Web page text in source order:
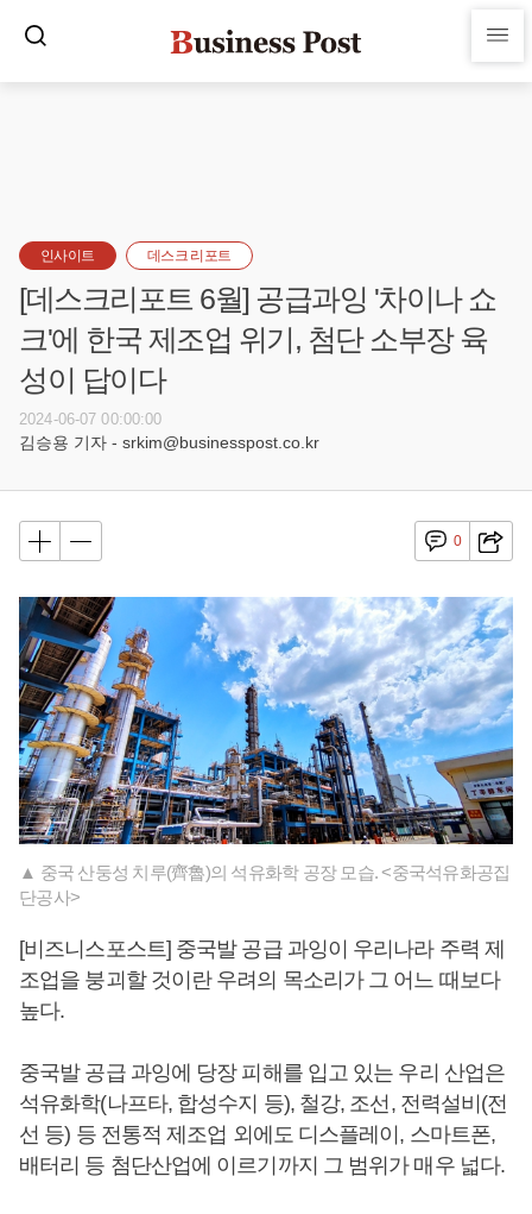
인사이트 데스크 리포트
[데스크리포트 6월] 공급과잉 '차이나 쇼
크'에 한국 제조업 위기, 첨단 소부장 육
성이 답이다
2024-06-07 00:00:00
김승용 기자 - srkim@businesspost.co.kr
0
▲ 중국 산둥성 치루(齊魯)의 석유화학 공장 모습. <중국석유화공집
단공사>
[비즈니스포스트] 중국발 공급 과잉이 우리나라 주력 제
조업을 붕괴할 것이란 우려의 목소리가 그 어느 때보다
높다.
중국발 공급 과잉에 당장 피해를 입고 있는 우리 산업은
석유화학(나프타, 합성수지 등), 철강, 조선, 전력설비(전
선 등) 등 전통적 제조업 외에도 디스플레이, 스마트폰,
배터리 등 첨단산업에 이르기까지 그 범위가 매우 넓다.